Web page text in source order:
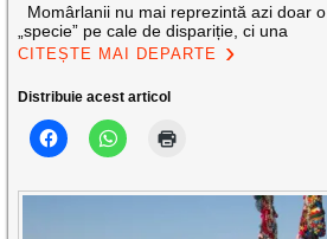
Momârlanii nu mai reprezintă azi doar o
„specie” pe cale de dispariție, ci una
CITEȘTE MAI DEPARTE
Distribuie acest articol